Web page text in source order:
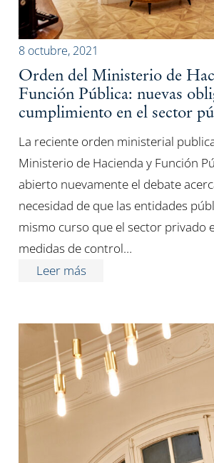
8 octubre, 2021
Orden del Ministerio de
Función Pública: nuevas
cumplimiento en el sector
La reciente orden ministerial
Ministerio de Hacienda y Función
abierto nuevamente el debate
necesidad de que las entidades
mismo curso que el sector privado
medidas de control…
Leer más